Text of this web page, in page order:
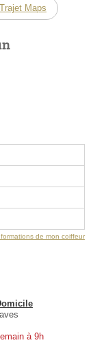
Trajet Maps
de mon coiffeur
à 9h